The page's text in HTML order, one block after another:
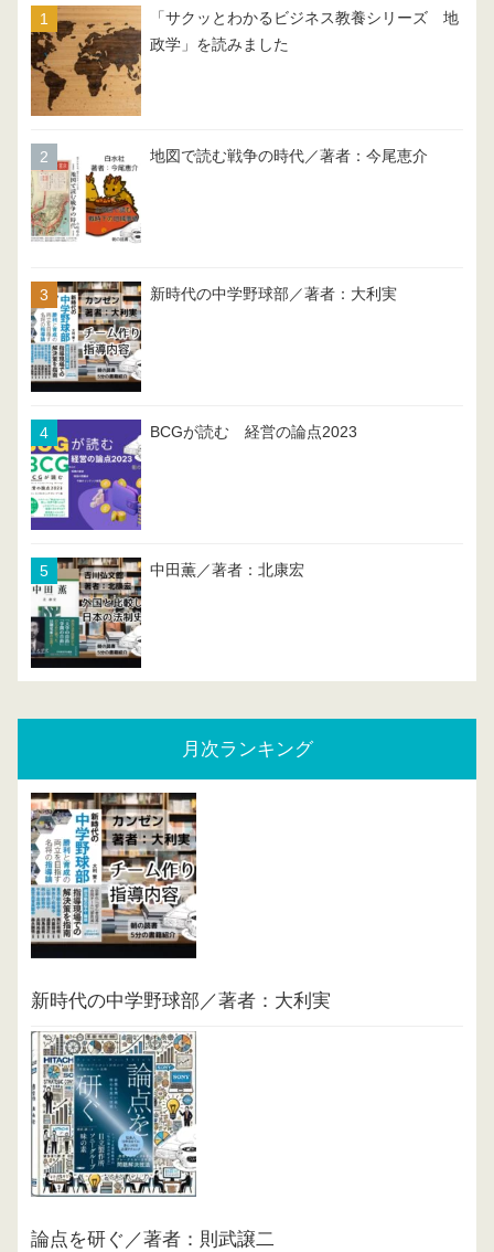
「サクッとわかるビジネス教養シリーズ 地
政学」を読みました
地図で読む戦争の時代／著者：今尾恵介
新時代の中学野球部／著者：大利実
BCGが読む 経営の論点2023
中田薫／著者：北康宏
月次ランキング
新時代の中学野球部／著者：大利実
論点を研ぐ／著者：則武譲二